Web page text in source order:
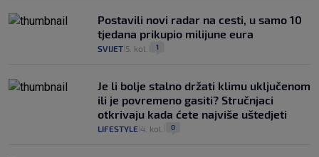
Postavili novi radar na cesti, u samo 10
tjedana prikupio milijune eura
SVIJET 5. kol. 1
Je li bolje stalno držati klimu uključenom
ili je povremeno gasiti? Stručnjaci
otkrivaju kada ćete najviše uštedjeti
LIFESTYLE 4. kol. 0